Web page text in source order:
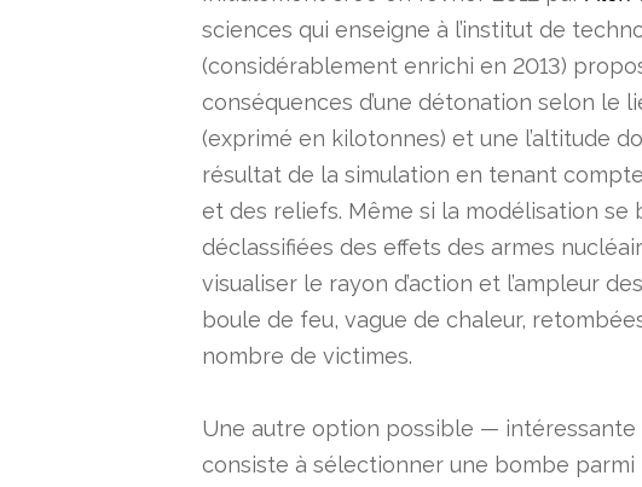
sciences qui enseigne à l’institut de
(considérablement enrichi en 2013)
conséquences d’une détonation selon le
(exprimé en kilotonnes) et une l’altitude
résultat de la simulation en tenant compte
et des reliefs. Même si la modélisation se
déclassifiées des effets des armes
visualiser le rayon d’action et l’ampleur
boule de feu, vague de chaleur,
nombre de victimes.
Une autre option possible — intéressante
consiste à sélectionner une bombe